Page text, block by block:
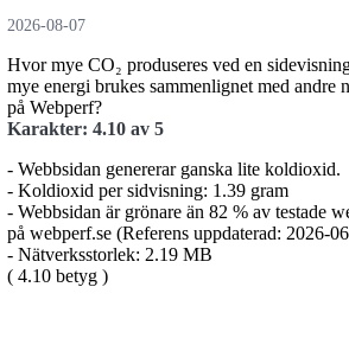
2026-08-07
Hvor mye CO₂ produseres ved en
mye energi brukes sammenlignet med andre
på Webperf?
Karakter: 4.10 av 5
- Webbsidan genererar ganska lite koldioxid.
- Koldioxid per sidvisning: 1.39 gram
- Webbsidan är grönare än 82 % av testade
på webperf.se (Referens uppdaterad: 2026-
- Nätverksstorlek: 2.19 MB
( 4.10 betyg )